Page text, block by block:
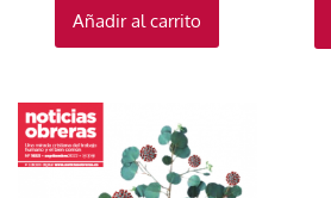
Añadir al carrito